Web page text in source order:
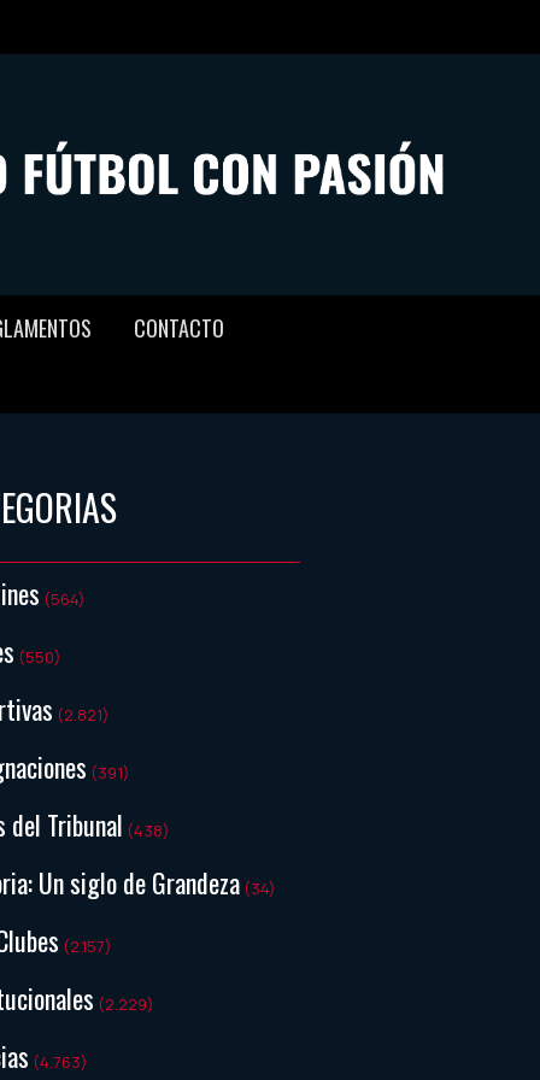
CONTACTO
(564)
(550)
(2.821)
(391)
del Tribunal (438)
Un siglo de Grandeza (34)
(2.157)
(2.229)
(4.763)